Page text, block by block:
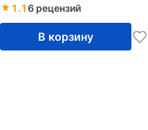
1.1 6 рецензий
В корзину